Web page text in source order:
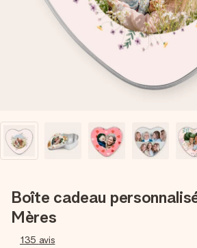
Créez quelque chose d’unique en
son prénom, votre photo ou un
Sans complications, juste tout
Boîte cadeau
Mères
135 avis